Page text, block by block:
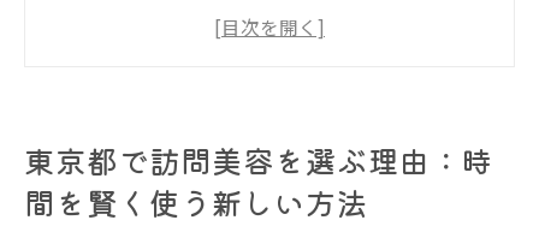
時間を節約するための具体的な訪問美容の
たらす利点
訪問美容の選択がもたらす心のゆとり
東京都で訪問美容を選ぶ理由：時
間を賢く使う新しい方法